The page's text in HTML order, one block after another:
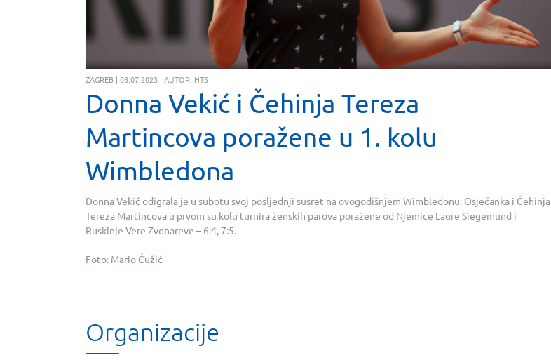
ZAGREB | 08.07.2023 | AUTOR: HTS
Donna Vekić i Čehinja Tereza
Martincova poražene u 1. kolu
Wimbledona
Donna Vekić odigrala je u subotu svoj posljednji susret na ovogodišnjem Wimbledonu, Osječanka i Čehinja
Tereza Martincova u prvom su kolu turnira ženskih parova poražene od Njemice Laure Siegemund i
Ruskinje Vere Zvonareve – 6:4, 7:5.
Foto: Mario Ćužić
Organizacije